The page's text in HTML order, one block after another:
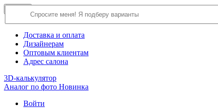
О компании
Доставка и оплата
Дизайнерам
Оптовым клиентам
Адрес салона
3D-калькулятор
Аналог по фото Новинка
Войти